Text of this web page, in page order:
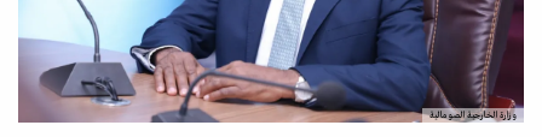
وزارة الخارجية الصومالية